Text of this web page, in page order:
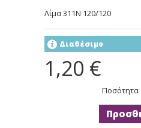
Λίμα 311N 120/120
Διαθέσιμο
1,20 €
Ποσότητα